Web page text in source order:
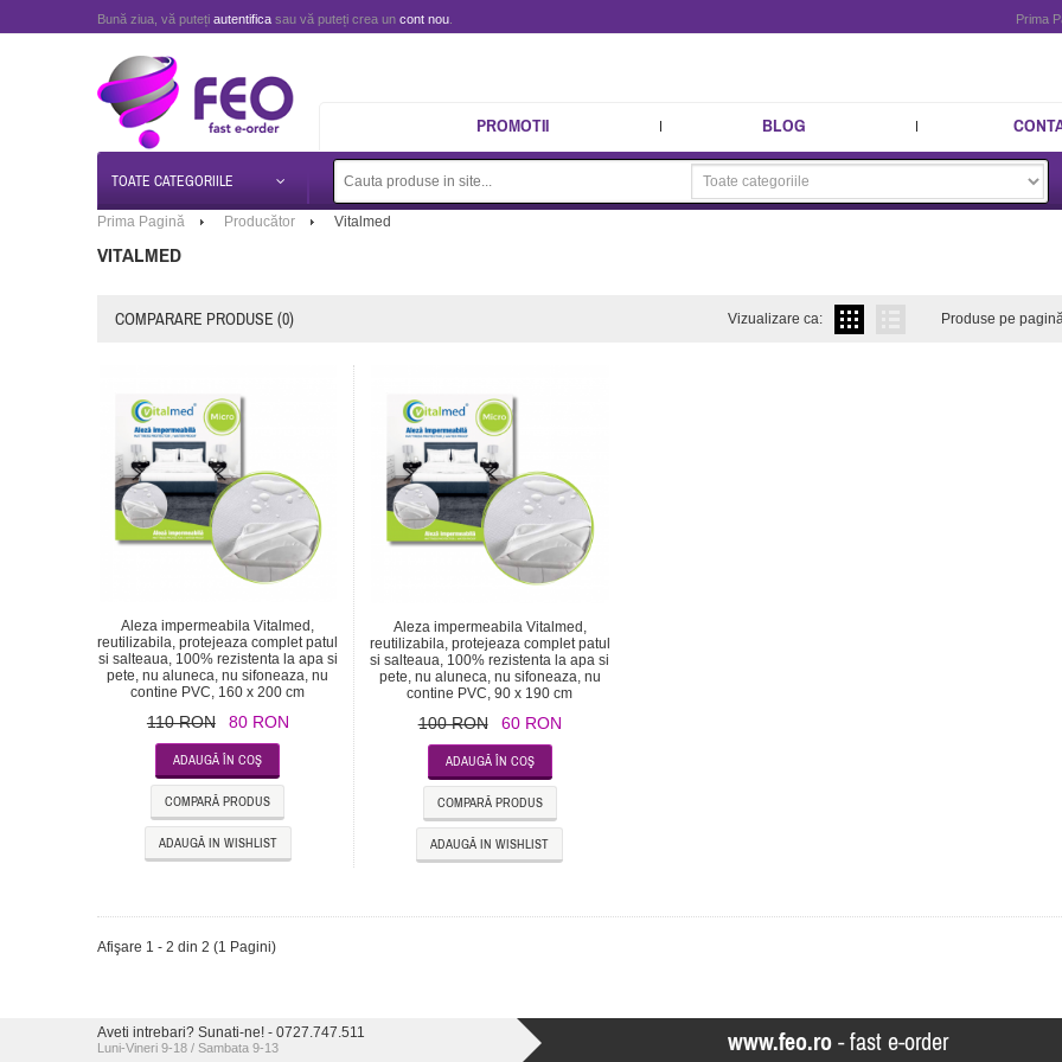
Bună ziua, vă puteți autentifica sau vă puteți crea un cont nou Prima
BLOG
PROMOTII
TOATE CATEGORIILE
Prima Pagină Producător Vitalmed
VITALMED
COMPARARE PRODUSE (0) Produse pe
Vizualizare ca:
Aleza impermeabila Vitalmed,
reutilizabila, protejeaza complet patul
si salteaua, 100% rezistenta la apa si
pete, nu aluneca, nu sifoneaza, nu
contine PVC, 160 x 200 cm
110 RON 80 RON
COMPARĂ PRODUS
ADAUGĂ IN WISHLIST
Aleza impermeabila Vitalmed,
reutilizabila, protejeaza complet patul
si salteaua, 100% rezistenta la apa si
pete, nu aluneca, nu sifoneaza, nu
contine PVC, 90 x 190 cm
100 RON 60 RON
COMPARĂ PRODUS
ADAUGĂ IN WISHLIST
Afişare 1 - 2 din 2 (1 Pagini)
Aveti intrebari? Sunati-ne! - 0727.747.511
Luni-Vineri 9-18 / Sambata 9-13 www.feo.ro - fast e-order